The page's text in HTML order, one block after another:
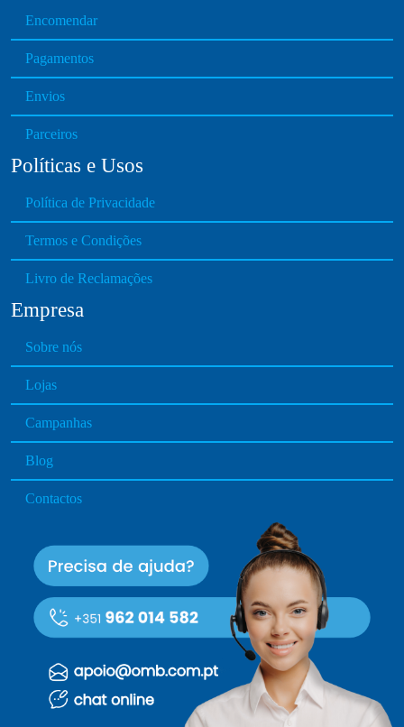
Encomendar
Pagamentos
Envios
Parceiros
Políticas e Usos
Política de Privacidade
Termos e Condições
Livro de Reclamações
Empresa
Sobre nós
Lojas
Campanhas
Blog
Contactos